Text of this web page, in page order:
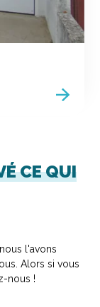
CE QUI
l'avons
Alors si vous
nous !